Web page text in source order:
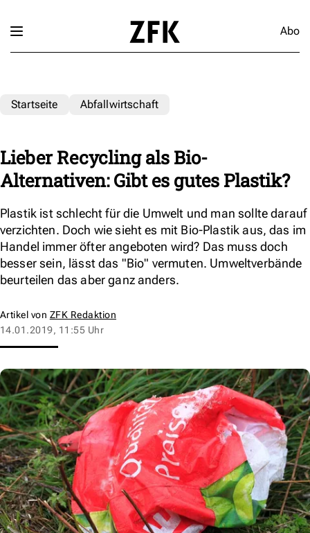
Abo
Startseite Abfallwirtschaft
Lieber Recycling als Bio-
Alternativen: Gibt es gutes Plastik?
Plastik ist schlecht für die Umwelt und man sollte darauf
verzichten. Doch wie sieht es mit Bio-Plastik aus, das im
Handel immer öfter angeboten wird? Das muss doch
besser sein, lässt das "Bio" vermuten. Umweltverbände
beurteilen das aber ganz anders.
Artikel von ZFK Redaktion
14.01.2019, 11:55 Uhr